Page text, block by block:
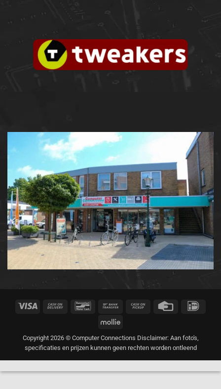
Visa
Cash
Bancontact Bank
Cash
Credit
Mollie
Copyright 2026 © Computer Connections Disclaimer: Aan foto's,
specificaties en prijzen kunnen geen rechten worden ontleend